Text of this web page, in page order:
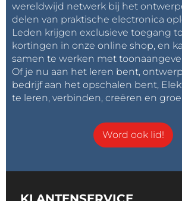
Deelnemers van de Poster Sessie in de
Voor meer informatie over de
je te registreren, bezoek de
De COMSOL Conference 2025 tour
wereldwijd netwerk bij het
delen van praktische electronica
Leden krijgen exclusieve toegang
kortingen in onze online shop, en
samen te werken met
Of je nu aan het leren bent,
bedrijf aan het opschalen bent,
te leren, verbinden, creëren en
Word ook lid!